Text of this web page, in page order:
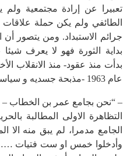
تعبيرا عن إرادة مجتمعية ولم
الطائفي ولم يكن حملة علاقات
جرائم الاستبداد. ومن يتصور أن
بداية الثورة فهو لا يعرف
بدأت منذ عقود- منذ الانقلاب
عام 1963 -مذبحة جسديه و سياسيه وثقافية واقتصادية.
– “نحن بجامع عمر بن الخطاب –
الجامع مدمرا، لم يبق منه الا
وأدخلوا خمس او ست فتيات